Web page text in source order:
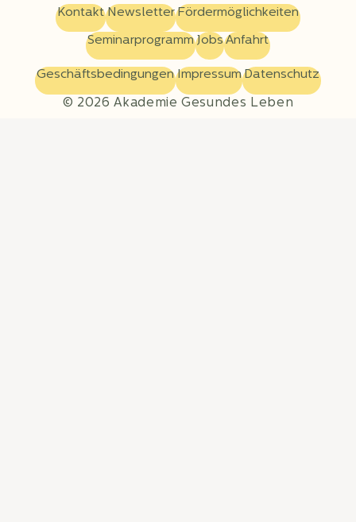
Kontakt Newsletter Fördermöglichkeiten
Seminarprogramm Jobs Anfahrt
© 2026 Akademie Gesundes Leben
Geschäftsbedingungen Impressum Datenschutz